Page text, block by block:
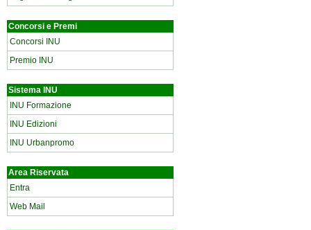
Concorsi e Premi
Concorsi INU
Premio INU
Sistema INU
INU Formazione
INU Edizioni
INU Urbanpromo
Area Riservata
Entra
Web Mail